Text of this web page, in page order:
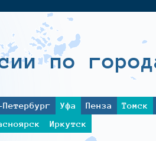
по
Уфа Пенза Томск
Иркутск